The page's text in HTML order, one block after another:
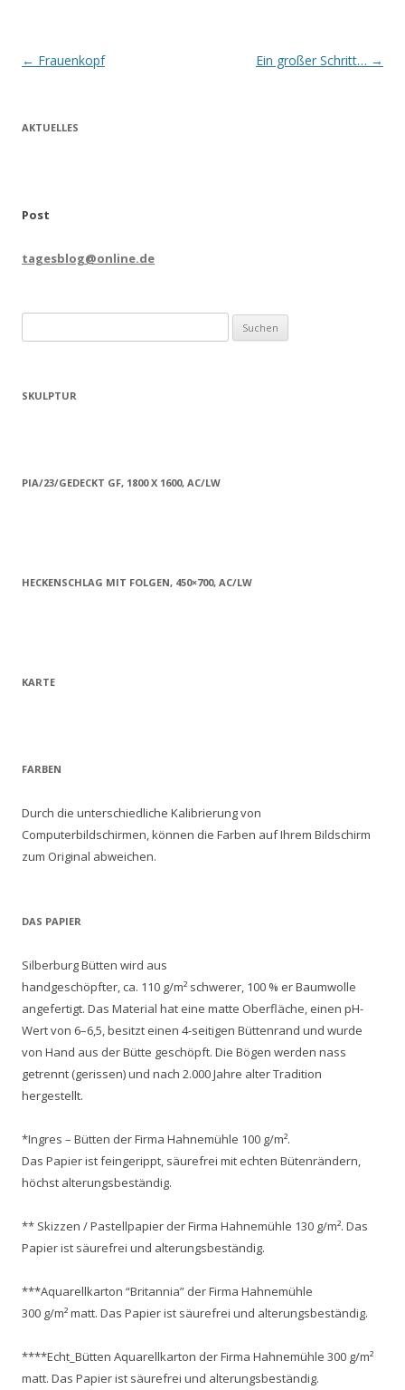
Beitrags-
← Frauenkopf Ein großer Schritt… →
AKTUELLES
Post
tagesblog@online.de
nach:
SKULPTUR
PIA/23/GEDECKT GF, 1800 X 1600, AC/LW
HECKENSCHLAG MIT FOLGEN, 450×700, AC/LW
KARTE
FARBEN
Durch die unterschiedliche Kalibrierung von
Computerbildschirmen, können die Farben auf Ihrem Bildschirm
zum Original abweichen.
DAS PAPIER
Silberburg Bütten wird aus
handgeschöpfter, ca. 110 g/m² schwerer, 100 % er Baumwolle
angefertigt. Das Material hat eine matte Oberfläche, einen pH-
Wert von 6–6,5, besitzt einen 4-seitigen Büttenrand und wurde
von Hand aus der Bütte geschöpft. Die Bögen werden nass
getrennt (gerissen) und nach 2.000 Jahre alter Tradition
hergestellt.
*Ingres – Bütten der Firma Hahnemühle 100 g/m².
Das Papier ist feingerippt, säurefrei mit echten Bütenrändern,
höchst alterungsbeständig.
** Skizzen / Pastellpapier der Firma Hahnemühle 130 g/m². Das
Papier ist säurefrei und alterungsbeständig.
***Aquarellkarton “Britannia” der Firma Hahnemühle
300 g/m² matt. Das Papier ist säurefrei und alterungsbeständig.
****Echt_Bütten Aquarellkarton der Firma Hahnemühle 300 g/m²
matt. Das Papier ist säurefrei und alterungsbeständig.